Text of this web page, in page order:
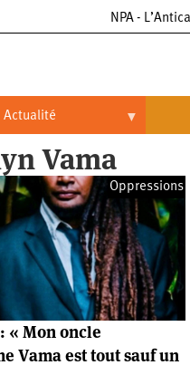
NPA -
Actualité
Unis
Vama
Oppressions
« Mon oncle
Vama est tout sauf un